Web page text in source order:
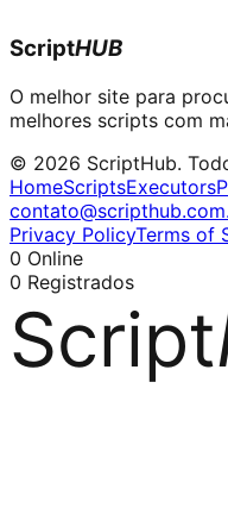
ScriptHUB
O melhor site para
melhores scripts com
© 2026 ScriptHub.
HomeScriptsExecutors
Privacy PolicyTerms of
0 Online
0 Registrados
Script